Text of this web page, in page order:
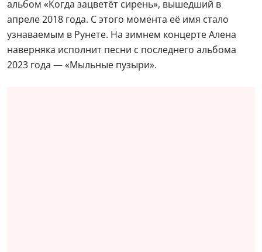
альбом «Когда зацветёт сирень», вышедший в
апреле 2018 года. С этого момента её имя стало
узнаваемым в Рунете. На зимнем концерте Алена
наверняка исполнит песни с последнего альбома
2023 года — «Мыльные пузыри».